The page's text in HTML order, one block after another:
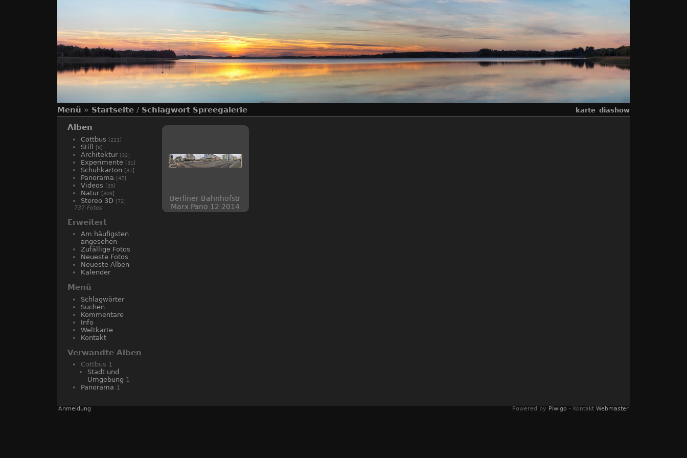
Menü » Startseite / Schlagwort Spreegalerie karte diashow
Alben
Cottbus [221]
Still [8]
Architektur [32]
Experimente [31]
Schuhkarton [31]
Panorama [47]
Videos [35]
Natur [309]
Stereo 3D [72]
737 Fotos
Erweitert
Am häufigsten
angesehen
Zufällige Fotos
Neueste Fotos
Neueste Alben
Kalender
Menü
Schlagwörter
Suchen
Kommentare
Info
Weltkarte
Kontakt
Verwandte Alben
Cottbus 1
Stadt und
Umgebung 1
Panorama 1
Berliner Bahnhofstr
Marx Pano 12 2014
cs6 433
Anmeldung Powered by Piwigo - Kontakt Webmaster